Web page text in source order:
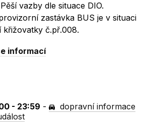
vazby dle situace DIO.
zastávka BUS je v situaci
křižovatky č.př.008.
informací
- 23:59 -
dopravní informace